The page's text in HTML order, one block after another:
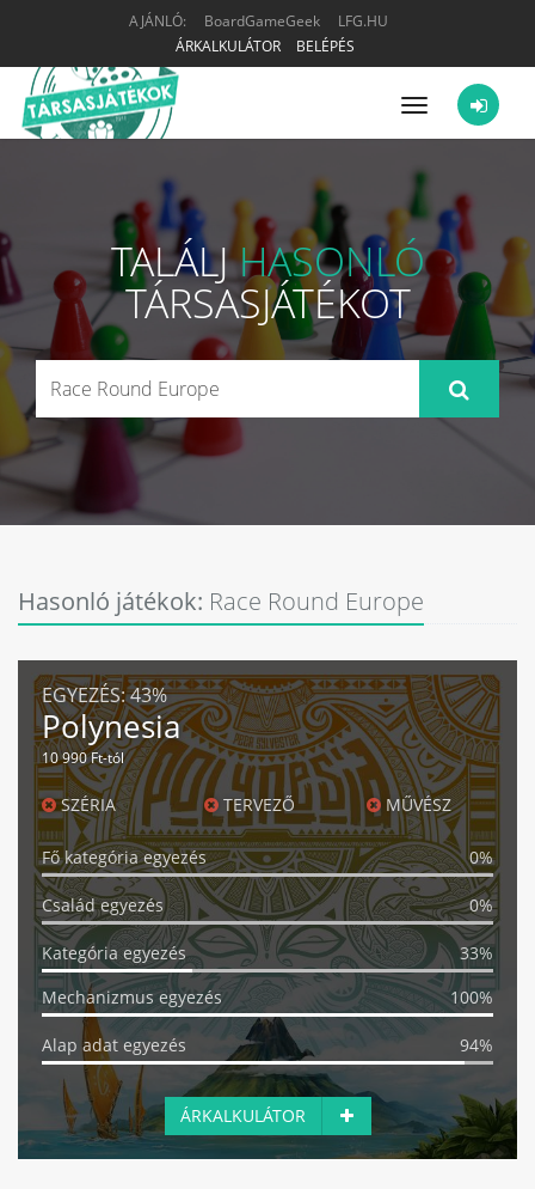
AJÁNLÓ: BoardGameGeek
LFG.HU
ÁRKALKULÁTOR
BELÉPÉS
Menü
TALÁLJHASONLÓ
TÁRSASJÁTÉKOT
Hasonló játékok: Race Round Europe
EGYEZÉS:43%
Polynesia
10 990 Ft-tól
SZÉRIA TERVEZŐ MŰVÉSZ
Fő kategória egyezés 0%
Család egyezés 0%
Kategória egyezés
33%
Mechanizmus egyezés
100%
Alap adat egyezés 94%
ÁRKALKULÁTOR